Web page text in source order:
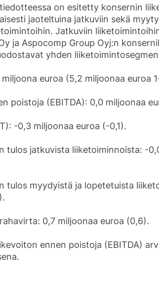
on esitetty konsernin
jaoteltuina jatkuviin sekä
Jatkuviin
ja Aspocomp Group Oyj:n
yhden
euroa (5,2 miljoonaa euroa
poistoja (EBITDA): 0,0 miljoonaa
-0,3 miljoonaa euroa (-0,1).
tulos jatkuvista liiketoiminnoista: -
tulos myydyistä ja lopetetuista
0,7 miljoonaa euroa (0,6).
ennen poistoja (EBITDA)